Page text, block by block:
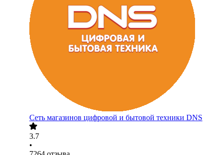
Сеть магазинов цифровой и бытовой техники DNS
3.7
•